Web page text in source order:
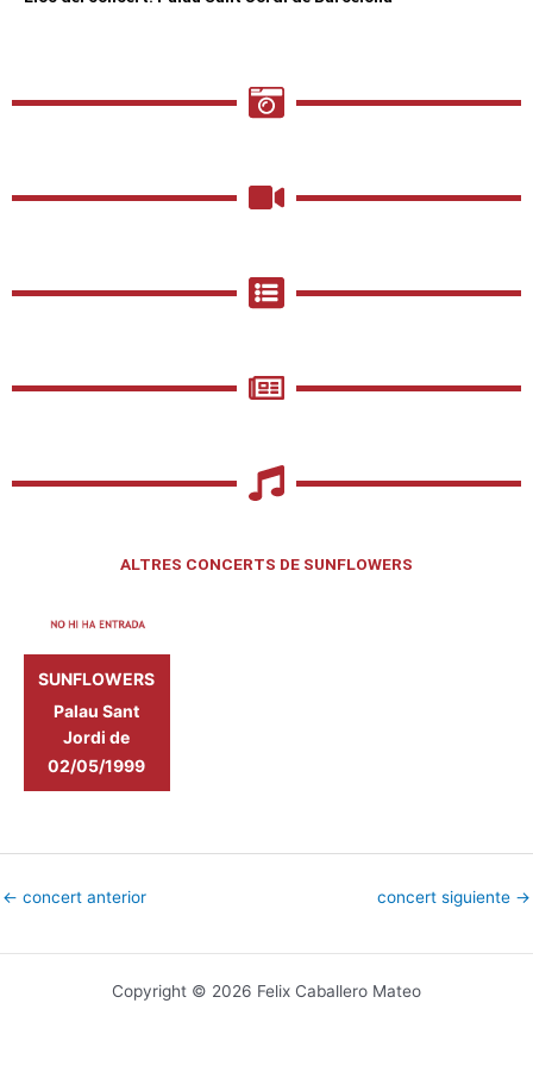
ALTRES CONCERTS DE SUNFLOWERS
SUNFLOWERS
Palau Sant
Jordi de
Barcelona
02/05/1999
← concert anterior concert siguiente →
Copyright © 2026 Felix Caballero Mateo